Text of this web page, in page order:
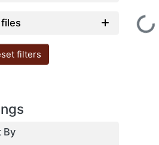
files
filters
By
Loading...